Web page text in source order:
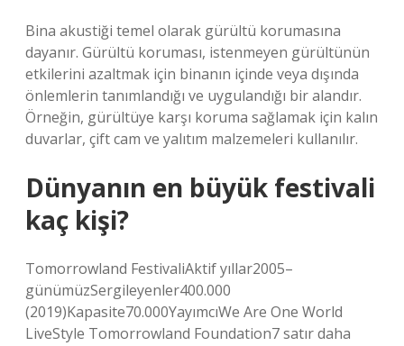
Bina akustiği temel olarak gürültü korumasına
dayanır. Gürültü koruması, istenmeyen gürültünün
etkilerini azaltmak için binanın içinde veya dışında
önlemlerin tanımlandığı ve uygulandığı bir alandır.
Örneğin, gürültüye karşı koruma sağlamak için kalın
duvarlar, çift cam ve yalıtım malzemeleri kullanılır.
Dünyanın en büyük festivali
kaç kişi?
Tomorrowland FestivaliAktif yıllar2005–
günümüzSergileyenler400.000
(2019)Kapasite70.000YayımcıWe Are One World
LiveStyle Tomorrowland Foundation7 satır daha